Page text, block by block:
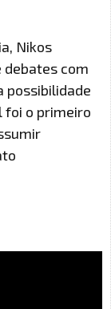
Nikos
debates com
possibilidade
foi o primeiro